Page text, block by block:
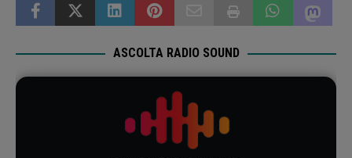
ASCOLTA RADIO SOUND